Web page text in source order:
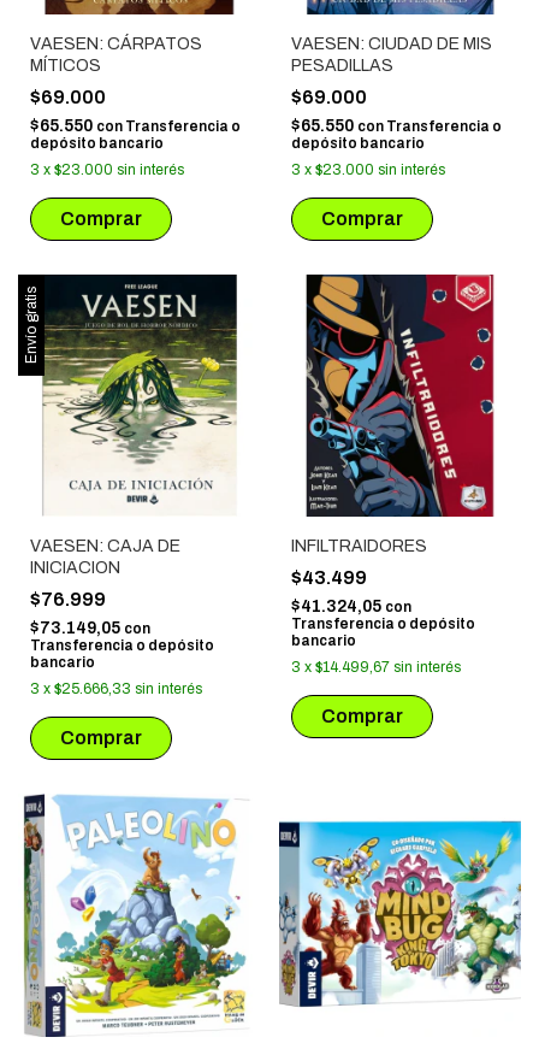
VAESEN: CÁRPATOS
MÍTICOS
$69.000
$65.550 con Transferencia o
depósito bancario
3 x $23.000 sin interés
VAESEN: CIUDAD DE MIS
PESADILLAS
$69.000
$65.550 con Transferencia o
depósito bancario
3 x $23.000 sin interés
Envío gratis
VAESEN: CAJA DE
INICIACION
$76.999
$73.149,05 con
Transferencia o depósito
bancario
3 x $25.666,33 sin interés
INFILTRAIDORES
$43.499
$41.324,05 con
Transferencia o depósito
bancario
3 x $14.499,67 sin interés